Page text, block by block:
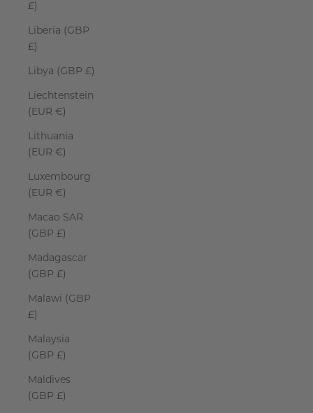
£)
Liberia (GBP
£)
Libya (GBP £)
Liechtenstein
(EUR €)
Lithuania
(EUR €)
Luxembourg
(EUR €)
Macao SAR
(GBP £)
Madagascar
(GBP £)
Malawi (GBP
£)
Malaysia
(GBP £)
Maldives
(GBP £)